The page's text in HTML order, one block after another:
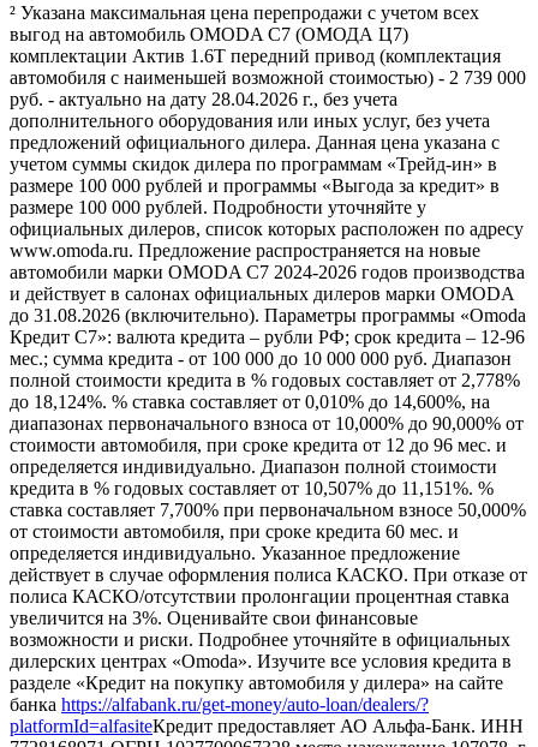
² Указана максимальная цена перепродажи с учетом всех
выгод на автомобиль OMODA C7 (ОМОДА Ц7)
комплектации Актив 1.6T передний привод (комплектация
автомобиля с наименьшей возможной стоимостью) - 2 739 000
руб. - актуально на дату 28.04.2026 г., без учета
дополнительного оборудования или иных услуг, без учета
предложений официального дилера. Данная цена указана с
учетом суммы скидок дилера по программам «Трейд-ин» в
размере 100 000 рублей и программы «Выгода за кредит» в
размере 100 000 рублей. Подробности уточняйте у
официальных дилеров, список которых расположен по адресу
www.omoda.ru. Предложение распространяется на новые
автомобили марки OMODA C7 2024-2026 годов производства
и действует в салонах официальных дилеров марки OMODA
до 31.08.2026 (включительно). Параметры программы «Omoda
Кредит C7»: валюта кредита – рубли РФ; срок кредита – 12-96
мес.; сумма кредита - от 100 000 до 10 000 000 руб. Диапазон
полной стоимости кредита в % годовых составляет от 2,778%
до 18,124%. % ставка составляет от 0,010% до 14,600%, на
диапазонах первоначального взноса от 10,000% до 90,000% от
стоимости автомобиля, при сроке кредита от 12 до 96 мес. и
определяется индивидуально. Диапазон полной стоимости
кредита в % годовых составляет от 10,507% до 11,151%. %
ставка составляет 7,700% при первоначальном взносе 50,000%
от стоимости автомобиля, при сроке кредита 60 мес. и
определяется индивидуально. Указанное предложение
действует в случае оформления полиса КАСКО. При отказе от
полиса КАСКО/отсутствии пролонгации процентная ставка
увеличится на 3%. Оценивайте свои финансовые
возможности и риски. Подробнее уточняйте в официальных
дилерских центрах «Omoda». Изучите все условия кредита в
разделе «Кредит на покупку автомобиля у дилера» на сайте
банка https://alfabank.ru/get-money/auto-loan/dealers/?
platformId=alfasiteКредит предоставляет АО Альфа-Банк. ИНН